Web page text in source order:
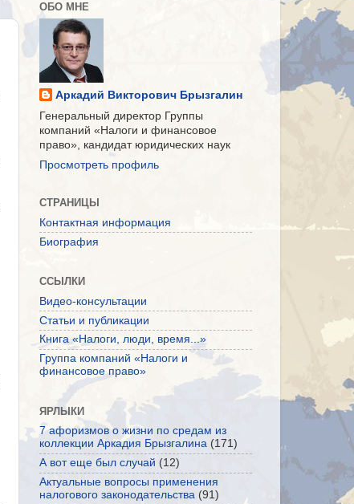
ОБО МНЕ
Аркадий Викторович Брызгалин
Генеральный директор Группы
компаний «Налоги и финансовое
право», кандидат юридических наук
Просмотреть профиль
СТРАНИЦЫ
Контактная информация
Биография
ССЫЛКИ
Видео-консультации
Статьи и публикации
Книга «Налоги, люди, время...»
Группа компаний «Налоги и
финансовое право»
ЯРЛЫКИ
7 афоризмов о жизни по средам из
коллекции Аркадия Брызгалина (171)
А вот еще был случай (12)
Актуальные вопросы применения
налогового законодательства (91)